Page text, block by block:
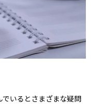
いるとさまざまな疑問